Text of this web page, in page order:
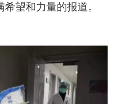
望和力量的报道。